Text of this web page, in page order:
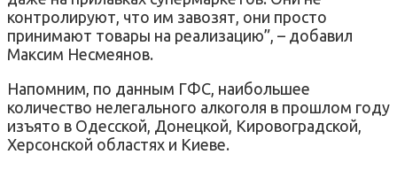
контролируют, что им завозят, они просто
принимают товары на реализацию”, – добавил
Максим Несмеянов.
Напомним, по данным ГФС, наибольшее
количество нелегального алкоголя в прошлом году
изъято в Одесской, Донецкой, Кировоградской,
Херсонской областях и Киеве.